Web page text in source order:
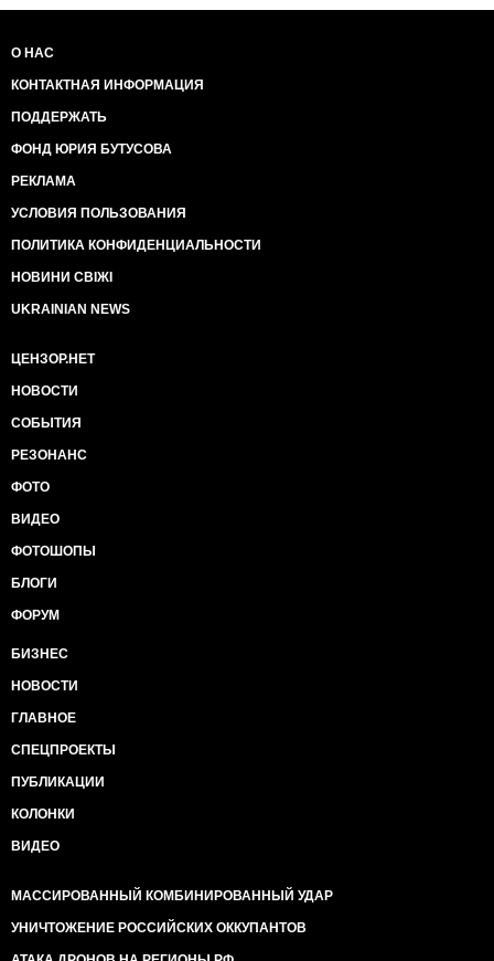
О НАС
КОНТАКТНАЯ ИНФОРМАЦИЯ
ПОДДЕРЖАТЬ
ФОНД ЮРИЯ БУТУСОВА
РЕКЛАМА
УСЛОВИЯ ПОЛЬЗОВАНИЯ
ПОЛИТИКА КОНФИДЕНЦИАЛЬНОСТИ
НОВИНИ СВІЖІ
UKRAINIAN NEWS
ЦЕНЗОР.НЕТ
НОВОСТИ
СОБЫТИЯ
РЕЗОНАНС
ФОТО
ВИДЕО
ФОТОШОПЫ
БЛОГИ
ФОРУМ
БИЗНЕС
НОВОСТИ
ГЛАВНОЕ
СПЕЦПРОЕКТЫ
ПУБЛИКАЦИИ
КОЛОНКИ
ВИДЕО
МАССИРОВАННЫЙ КОМБИНИРОВАННЫЙ УДАР
УНИЧТОЖЕНИЕ РОССИЙСКИХ ОККУПАНТОВ